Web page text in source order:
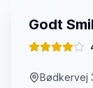
Godt
Bødkervej